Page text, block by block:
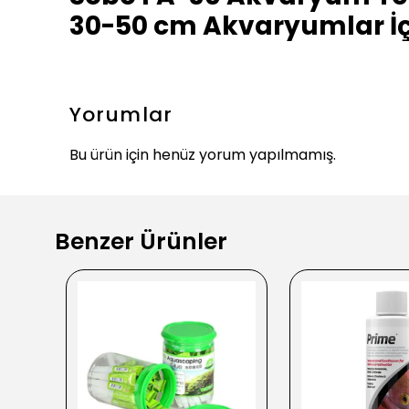
30-50 cm Akvaryumlar
Yorumlar
Bu ürün için henüz yorum yapılmamış.
Benzer Ürünler